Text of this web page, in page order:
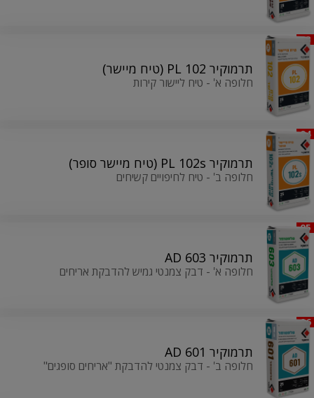
03
תרמוקיר PL 102 (טיח מיישר)
חלופה א' - טיח ליישור קירות
04
תרמוקיר PL 102s (טיח מיישר סופר)
חלופה ב' - טיח לחיפויים קשיחים
05
תרמוקיר 603 AD
חלופה א' - דבק צמנטי גמיש להדבקת אריחים
06
תרמוקיר 601 AD
חלופה ב' - דבק צמנטי להדבקת "אריחים סופגים"